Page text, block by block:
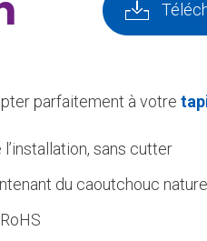
parfaitement à votre
sans cutter
du caoutchouc naturel